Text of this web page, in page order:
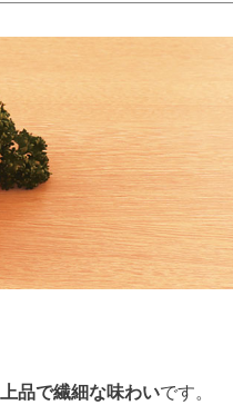
品で繊細な味わいです。